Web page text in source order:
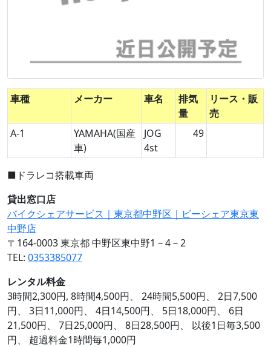
車種 メーカー 車名
排気
量
リース・販
売
A-1
YAMAHA(国産
車)
JOG
4st
49
■ドラレコ搭載車両
貸出窓口店
バイクシェアサービス｜東京都中野区｜ビーシェア東京東
中野店
〒164-0003 東京都 中野区東中野1－4－2
TEL: 0353385077
レンタル料金
3時間2,300円, 8時間4,500円、 24時間5,500円、 2日7,500
円、 3日11,000円、 4日14,500円、 5日18,000円、 6日
21,500円、 7日25,000円、 8日28,500円、 以後1日毎3,500
円、 超過料金1時間毎1,000円